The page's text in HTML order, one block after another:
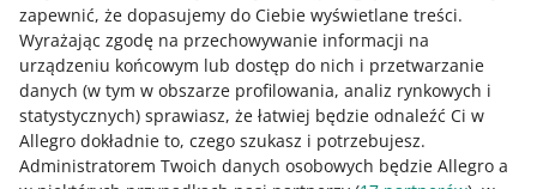
zapewnić, że dopasujemy do Ciebie wyświetlane treści.
Wyrażając zgodę na przechowywanie informacji na
urządzeniu końcowym lub dostęp do nich i przetwarzanie
danych (w tym w obszarze profilowania, analiz rynkowych i
statystycznych) sprawiasz, że łatwiej będzie odnaleźć Ci w
Allegro dokładnie to, czego szukasz i potrzebujesz.
Administratorem Twoich danych osobowych będzie Allegro a
Jeśli sprzedajesz z konta firmowego,
zapoznaj się z cennikiem opłat za
przesyłki Allegro Smart!